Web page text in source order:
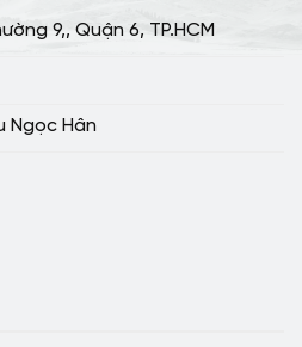
9,, Quận 6, TP.HCM
Ngọc Hân